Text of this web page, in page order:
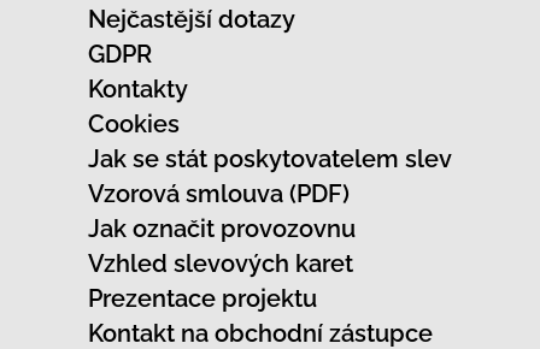
Nejčastější dotazy
GDPR
Kontakty
Cookies
Jak se stát poskytovatelem slev
Vzorová smlouva (PDF)
Jak označit provozovnu
Vzhled slevových karet
Prezentace projektu
Kontakt na obchodní zástupce